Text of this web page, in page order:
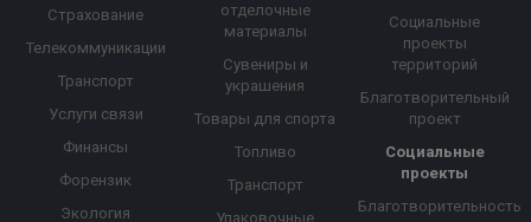
Страхование
Телекоммуникации
Транспорт
Услуги связи
Финансы
Форензик
Экология
отделочные
материалы
Сувениры и
украшения
Товары для спорта
Топливо
Транспорт
Упаковочные
Социальные
проекты
территорий
Благотворительный
проект
Социальные
проекты
Благотворительность